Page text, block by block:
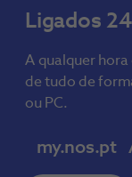
Ligados
A qualquer
de tudo de
ou PC.
my.nos.pt